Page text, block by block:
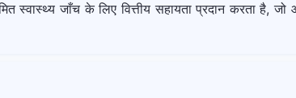
स्वास्थ्य जाँच के लिए वित्तीय सहायता प्रदान करता है,